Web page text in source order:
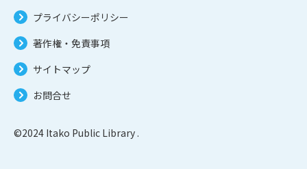
プライバシーポリシー
著作権・免責事項
サイトマップ
お問合せ
©2024 Itako Public Library .